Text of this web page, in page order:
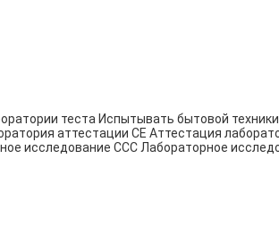
теста Испытывать бытовой техники
аттестации CE Аттестация
исследование CCC Лабораторное